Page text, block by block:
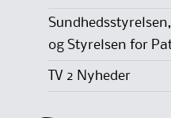
og Styrelsen for
TV 2 Nyheder